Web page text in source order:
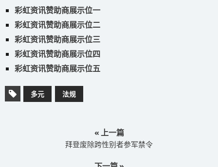
彩虹资讯赞助商展示位一
彩虹资讯赞助商展示位二
彩虹资讯赞助商展示位三
彩虹资讯赞助商展示位四
彩虹资讯赞助商展示位五
多元 法规
« 上一篇
拜登废除跨性别者参军禁令